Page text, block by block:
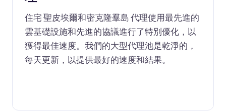
住宅 聖皮埃爾和密克隆羣島 代理使用最先進的
雲基礎設施和先進的協議進行了特別優化，以
獲得最佳速度。我們的大型代理池是乾淨的，
每天更新，以提供最好的速度和結果。